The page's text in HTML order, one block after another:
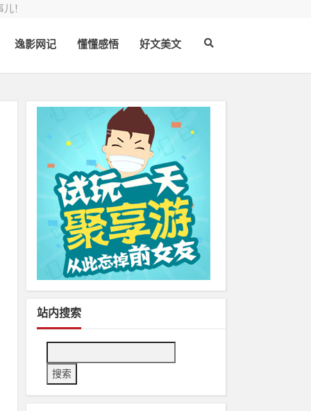
！
逸影网记 懂懂感悟 好文美文
站内搜索